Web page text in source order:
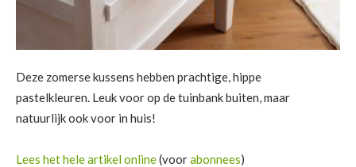
Deze zomerse kussens hebben prachtige, hippe
pastelkleuren. Leuk voor op de tuinbank buiten, maar
natuurlijk ook voor in huis!
Lees het hele artikel online(voorabonnees)